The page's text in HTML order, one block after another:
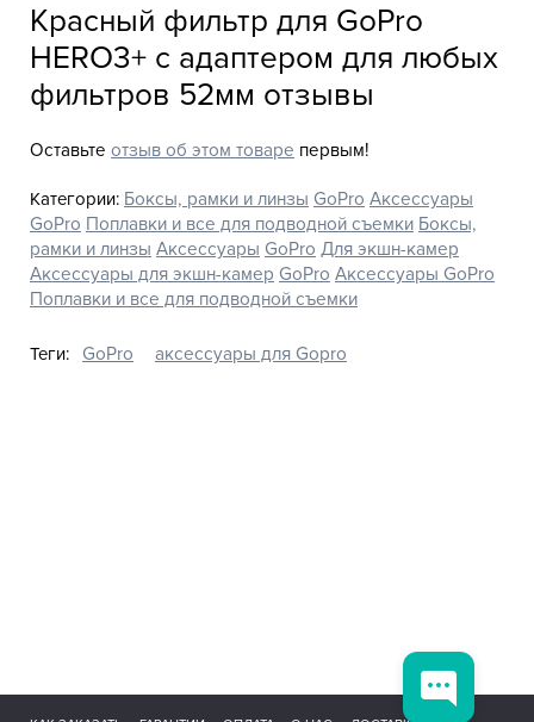
Красный фильтр для GoPro
HERO3+ с адаптером для любых
фильтров 52мм отзывы
Оставьте отзыв об этом товаре первым!
Категории: Боксы, рамки и линзы GoPro Аксессуары
GoPro Поплавки и все для подводной съемки Боксы,
рамки и линзы Аксессуары GoPro Для экшн-камер
Аксессуары для экшн-камер GoPro Аксессуары GoPro
Поплавки и все для подводной съемки
Теги: GoPro аксессуары для Gopro